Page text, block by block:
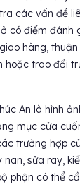
các vấn đề
có điểm đánh
hàng,
hoặc trao đổi
An là hình
mục cửa
trường hợp
sửa ray,
phận có thể